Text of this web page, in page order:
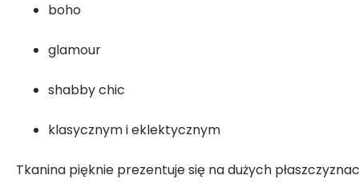
boho
glamour
shabby chic
klasycznym i eklektycznym
Tkanina pięknie prezentuje się na dużych